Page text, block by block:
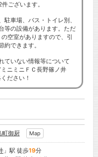
ございます。
駐車場、バス・トイレ別、
等の設備があります。ただ
空室がありますので、引
約できます。
ていない情報等について
ニミニＦＣ長野篠ノ井
ださい！
町御厨 Map
」駅 徒歩19分